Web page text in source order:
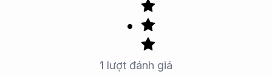
1 lượt đánh giá